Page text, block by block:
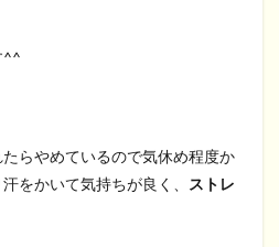
^^
らやめているので気休め程度か
をかいて気持ちが良く、
ストレ